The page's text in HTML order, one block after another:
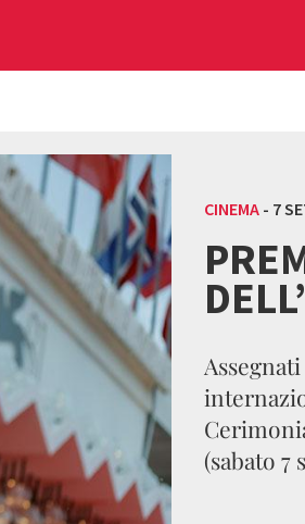
CINEMA- 7
(sabato 7